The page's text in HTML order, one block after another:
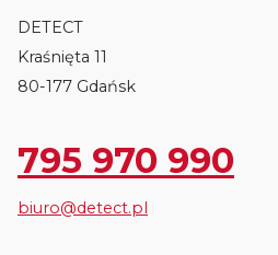
DETECT
Kraśnięta 11
80-177 Gdańsk
795 970 990
biuro@detect.pl